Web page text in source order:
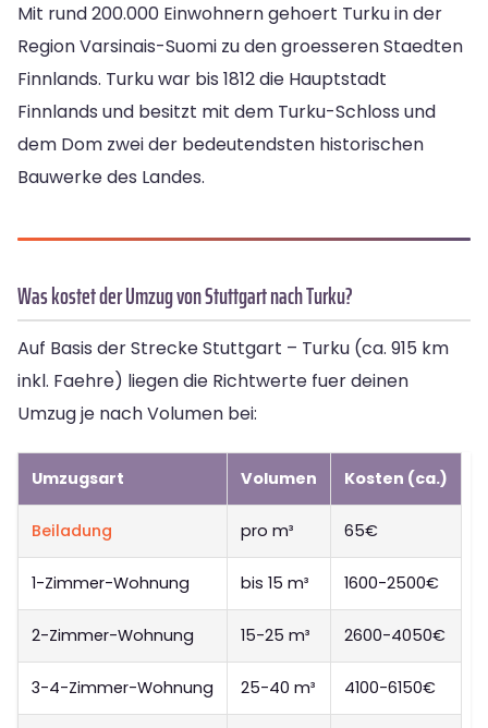
Mit rund 200.000 Einwohnern gehoert Turku in der
Region Varsinais-Suomi zu den groesseren Staedten
Finnlands. Turku war bis 1812 die Hauptstadt
Finnlands und besitzt mit dem Turku-Schloss und
dem Dom zwei der bedeutendsten historischen
Bauwerke des Landes.
Was kostet der Umzug von Stuttgart nach Turku?
Auf Basis der Strecke Stuttgart – Turku (ca. 915 km
inkl. Faehre) liegen die Richtwerte fuer deinen
Umzug je nach Volumen bei:
Umzugsart Volumen Kosten (ca.)
Beiladung pro m³ 65€
1-Zimmer-Wohnung bis 15 m³ 1600-2500€
2-Zimmer-Wohnung 15-25 m³ 2600-4050€
3-4-Zimmer-Wohnung 25-40 m³ 4100-6150€